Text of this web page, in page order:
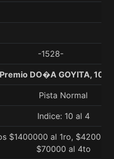
-1528-
DO�A GOYITA,
Pista Normal
Indice: 10 al 4
$1400000 al 1ro,
$70000 al 4to